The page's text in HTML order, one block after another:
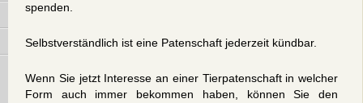
spenden.
Selbstverständlich ist eine Patenschaft jederzeit kündbar.
Wenn Sie jetzt Interesse an einer Tierpatenschaft in welcher
Form auch immer bekommen haben, können Sie den